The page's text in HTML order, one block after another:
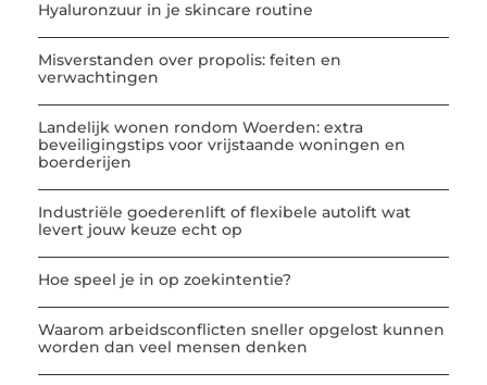
Hyaluronzuur in je skincare routine
Misverstanden over propolis: feiten en
verwachtingen
Landelijk wonen rondom Woerden: extra
beveiligingstips voor vrijstaande woningen en
boerderijen
Industriële goederenlift of flexibele autolift wat
levert jouw keuze echt op
Hoe speel je in op zoekintentie?
Waarom arbeidsconflicten sneller opgelost kunnen
worden dan veel mensen denken